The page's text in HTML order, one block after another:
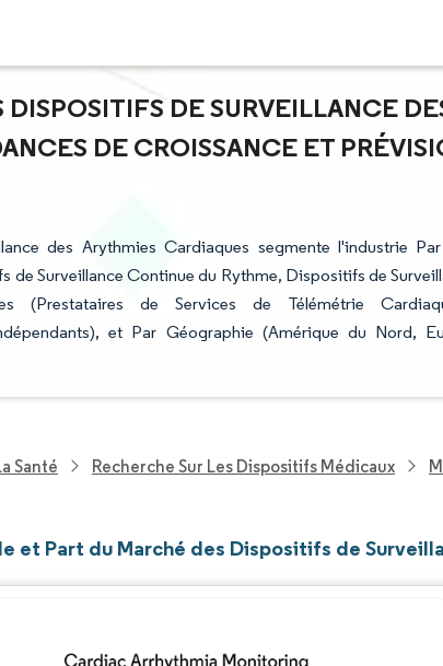
DE SURVEILLANCE
DE CROISSANCE ET
des Arythmies Cardiaques segmente l'industrie
Surveillance Continue du Rythme, Dispositifs de
(Prestataires de Services de Télémétrie
et Par Géographie (Amérique du Nord,
Santé Recherche Sur Les Dispositifs Médicaux
et Part du Marché des Dispositifs de